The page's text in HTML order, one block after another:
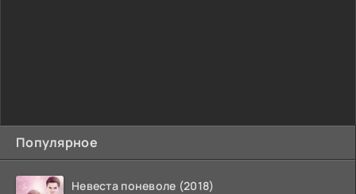
Популярное
Невеста поневоле (2018)